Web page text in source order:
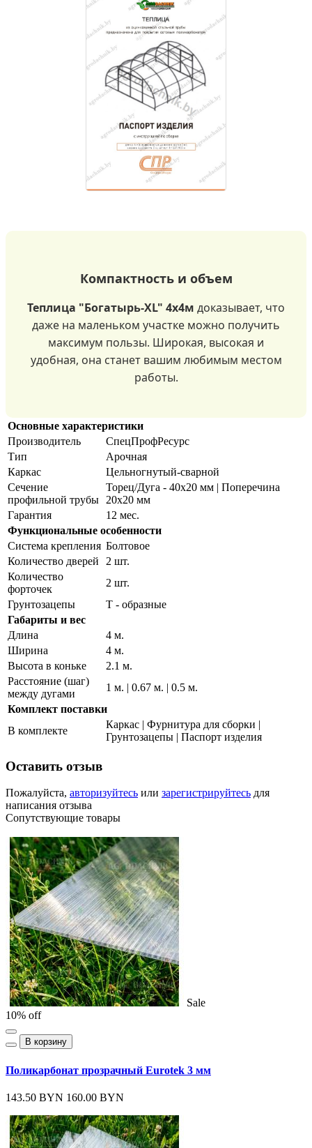
Компактность и объем
Теплица "Богатырь-XL" 4х4м доказывает, что
даже на маленьком участке можно получить
максимум пользы. Широкая, высокая и
удобная, она станет вашим любимым местом
работы.
Основные характеристики
Производитель
СпецПрофРесурс
Тип
Арочная
Каркас
Цельногнутый-сварной
Сечение
профильной трубы
Торец/Дуга - 40х20 мм | Поперечина
20х20 мм
Гарантия
12 мес.
Функциональные особенности
Система крепления Болтовое
Количество дверей
2 шт.
Количество
форточек
2 шт.
Грунтозацепы
Т - образные
Габариты и вес
Длина
4 м.
Ширина
4 м.
Высота в коньке
2.1 м.
Расстояние (шаг)
между дугами
1 м. | 0.67 м. | 0.5 м.
Комплект поставки
В комплекте
Каркас | Фурнитура для сборки |
Грунтозацепы | Паспорт изделия
Оставить отзыв
Пожалуйста, авторизуйтесь или зарегистрируйтесь для
написания отзыва
Сопутствующие товары
Sale
10% off
В корзину
Поликарбонат прозрачный Eurotek 3 мм
143.50 BYN 160.00 BYN